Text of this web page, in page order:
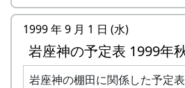
区画について、
集。
3月24日（金） 2000-03-
考会
選考会
1999 年 9 月 1 日 (水)
岩座神の予定表 1999年
岩座神の棚田に関係した予定